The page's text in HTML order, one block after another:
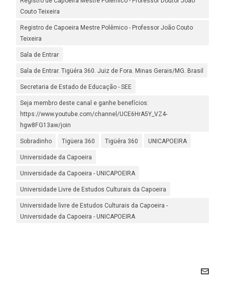
Couto Teixeira
Registro de Capoeira Mestre Polêmico - Professor João Couto
Teixeira
Sala de Entrar
Sala de Entrar. Tigüéra 360. Juiz de Fora. Minas Gerais/MG. Brasil
Secretaria de Estado de Educação - SEE
Seja membro deste canal e ganhe benefícios:
https://www.youtube.com/channel/UCE6HrA5Y_VZ4-
hgw8FG13aw/join
Sobradinho Tigüera 360 Tigüéra 360 UNICAPOEIRA
Universidade da Capoeira
Universidade da Capoeira - UNICAPOEIRA
Universidade Livre de Estudos Culturais da Capoeira
Universidade livre de Estudos Culturais da Capoeira -
Universidade da Capoeira - UNICAPOEIRA